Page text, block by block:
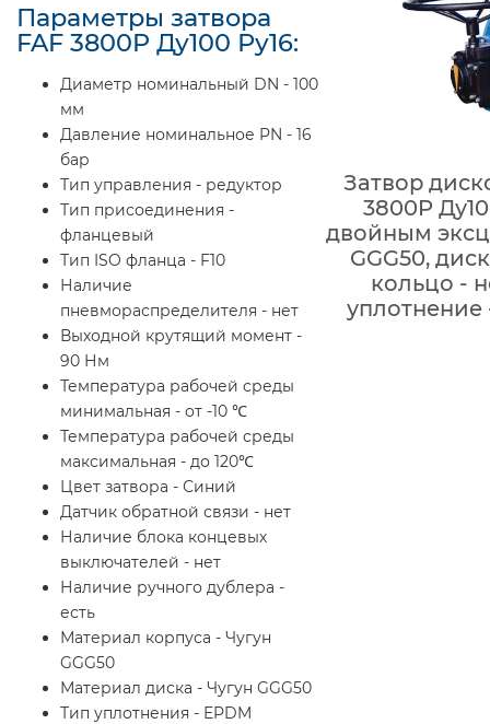
Параметры затвора
FAF 3800P Ду100 Ру16:
Диаметр номинальный DN - 100
мм
Давление номинальное PN - 16
бар
Тип управления - редуктор
Тип присоединения -
фланцевый
Тип ISO фланца - F10
Наличие
пневмораспределителя - нет
Выходной крутящий момент -
90 Нм
Температура рабочей среды
минимальная - от -10 ℃
Температура рабочей среды
максимальная - до 120℃
Цвет затвора - Синий
Датчик обратной связи - нет
Наличие блока концевых
выключателей - нет
Наличие ручного дублера -
есть
Материал корпуса - Чугун
GGG50
Материал диска - Чугун GGG50
Тип уплотнения - EPDM
Затвор
3800P
двойным
GGG50,
кольцо -
уплотнение